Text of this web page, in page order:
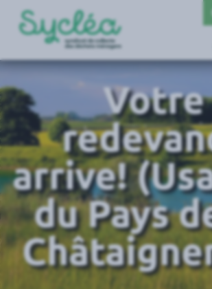
Votre
arrive!
du Pays